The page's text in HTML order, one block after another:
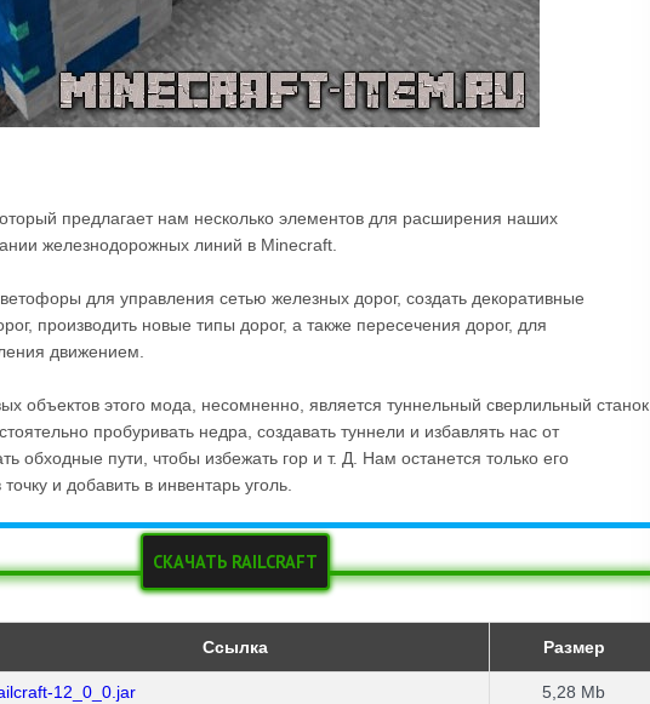
предлагает нам несколько элементов для расширения наших
железнодорожных линий в Minecraft.
для управления сетью железных дорог, создать декоративные
производить новые типы дорог, а также пересечения дорог, для
движением.
объектов этого мода, несомненно, является туннельный сверлильный станок.
пробуривать недра, создавать туннели и избавлять нас от
обходные пути, чтобы избежать гор и т. Д. Нам останется только его
и добавить в инвентарь уголь.
СКАЧАТЬ RAILCRAFT
Ссылка Размер
12_0_0.jar 5,28 Mb